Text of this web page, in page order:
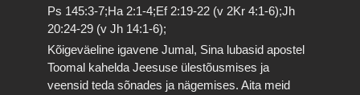
Ps 145:3-7;Ha 2:1-4;Ef 2:19-22 (v 2Kr 4:1-6);Jh
20:24-29 (v Jh 14:1-6);
Kõigeväeline igavene Jumal, Sina lubasid apostel
Toomal kahelda Jeesuse ülestõusmises ja
veensid teda sõnades ja nägemises. Aita meid